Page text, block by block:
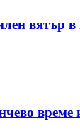
вятър в
време